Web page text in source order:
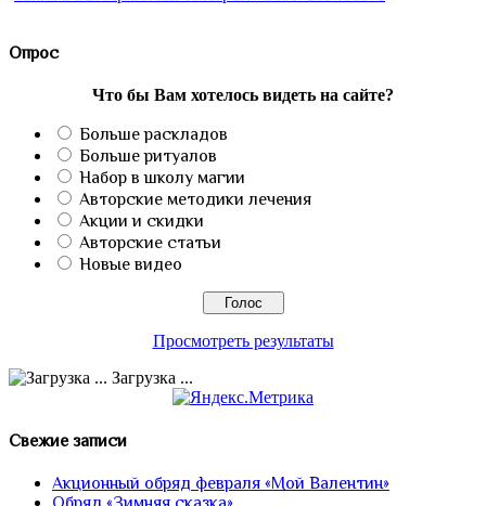
Опрос
Что бы Вам хотелось видеть на сайте?
Больше раскладов
Больше ритуалов
Набор в школу магии
Авторские методики лечения
Акции и скидки
Авторские статьи
Новые видео
Просмотреть результаты
Загрузка ...
Свежие записи
Акционный обряд февраля «Мой Валентин»